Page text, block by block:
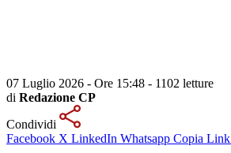
07 Luglio 2026 - Ore 15:48 - 1102 letture
di Redazione CP
Condividi
Facebook X LinkedIn Whatsapp Copia Link